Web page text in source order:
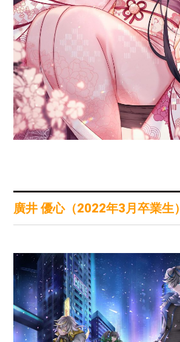
廣井 優心（2022年3月卒業生）